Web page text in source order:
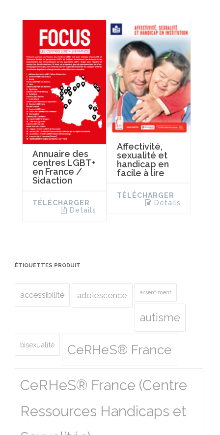
Annuaire des
centres LGBT+
en France /
Sidaction
TÉLÉCHARGER
Details
Affectivité,
sexualité et
handicap en
facile à lire
TÉLÉCHARGER
Details
ÉTIQUETTES PRODUIT
accessibilité adolescence assentiment
autisme
bisexualité CeRHeS® France
CeRHeS® France (Centre
Ressources Handicaps et